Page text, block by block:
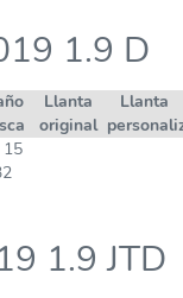
1.9 D
Llanta
original
Llanta
15
1.9 JTD